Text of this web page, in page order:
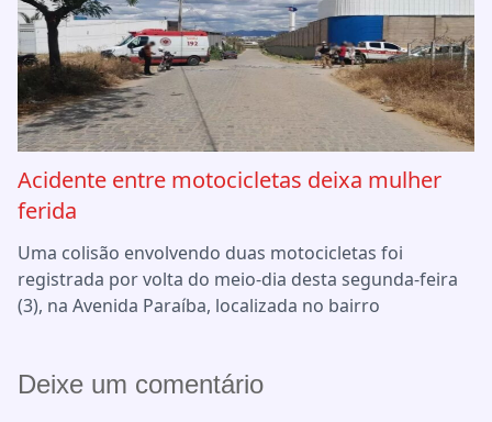
Acidente entre motocicletas deixa mulher
ferida
Uma colisão envolvendo duas motocicletas foi
registrada por volta do meio-dia desta segunda-feira
(3), na Avenida Paraíba, localizada no bairro
Deixe um comentário